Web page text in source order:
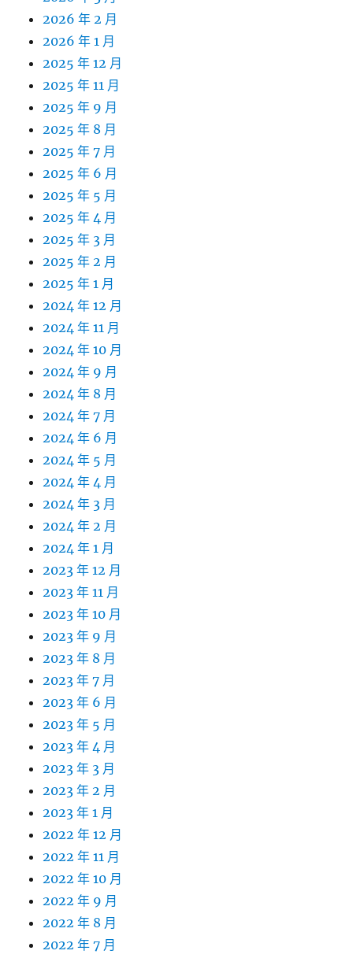
2026 年 2 月
2026 年 1 月
2025 年 12 月
2025 年 11 月
2025 年 9 月
2025 年 8 月
2025 年 7 月
2025 年 6 月
2025 年 5 月
2025 年 4 月
2025 年 3 月
2025 年 2 月
2025 年 1 月
2024 年 12 月
2024 年 11 月
2024 年 10 月
2024 年 9 月
2024 年 8 月
2024 年 7 月
2024 年 6 月
2024 年 5 月
2024 年 4 月
2024 年 3 月
2024 年 2 月
2024 年 1 月
2023 年 12 月
2023 年 11 月
2023 年 10 月
2023 年 9 月
2023 年 8 月
2023 年 7 月
2023 年 6 月
2023 年 5 月
2023 年 4 月
2023 年 3 月
2023 年 2 月
2023 年 1 月
2022 年 12 月
2022 年 11 月
2022 年 10 月
2022 年 9 月
2022 年 8 月
2022 年 7 月